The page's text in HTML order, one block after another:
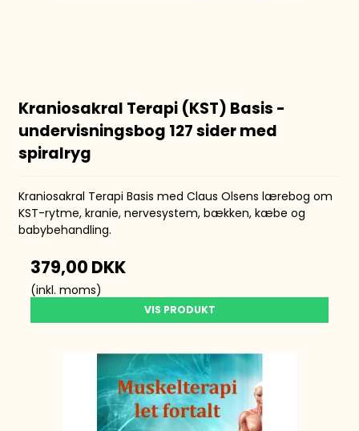
Kraniosakral Terapi (KST) Basis -
undervisningsbog 127 sider med
spiralryg
Kraniosakral Terapi Basis med Claus Olsens lærebog om
KST-rytme, kranie, nervesystem, bækken, kæbe og
babybehandling.
379,00 DKK
(inkl. moms)
VIS PRODUKT